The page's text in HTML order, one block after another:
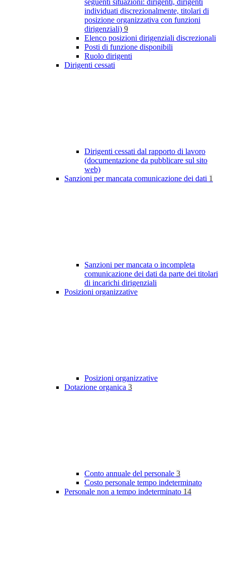
seguenti situazioni: dirigenti, dirigenti
individuati discrezionalmente, titolari di
posizione organizzativa con funzioni
dirigenziali) 9
Elenco posizioni dirigenziali discrezionali
Posti di funzione disponibili
Ruolo dirigenti
Dirigenti cessati
Dirigenti cessati dal rapporto di lavoro
(documentazione da pubblicare sul sito
web)
Sanzioni per mancata comunicazione dei dati 1
Sanzioni per mancata o incompleta
comunicazione dei dati da parte dei titolari
di incarichi dirigenziali
Posizioni organizzative
Posizioni organizzative
Dotazione organica 3
Conto annuale del personale 3
Costo personale tempo indeterminato
Personale non a tempo indeterminato 14